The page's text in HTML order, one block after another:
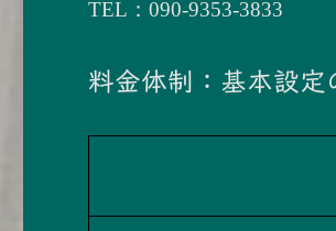
TEL：090-9353-3833
料金体制：基本設定